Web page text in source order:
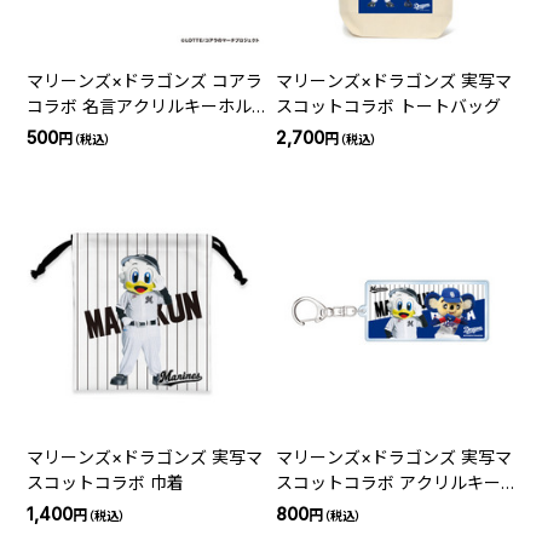
マリーンズ×ドラゴンズ コアラ
コラボ 名言アクリルキーホル
ダー
500円（税込）
マリーンズ×ドラゴンズ 実写マ
スコットコラボ トートバッグ
2,700円（税込）
マリーンズ×ドラゴンズ 実写マ
スコットコラボ 巾着
1,400円（税込）
マリーンズ×ドラゴンズ 実写マ
スコットコラボ アクリルキー
ホルダー
800円（税込）